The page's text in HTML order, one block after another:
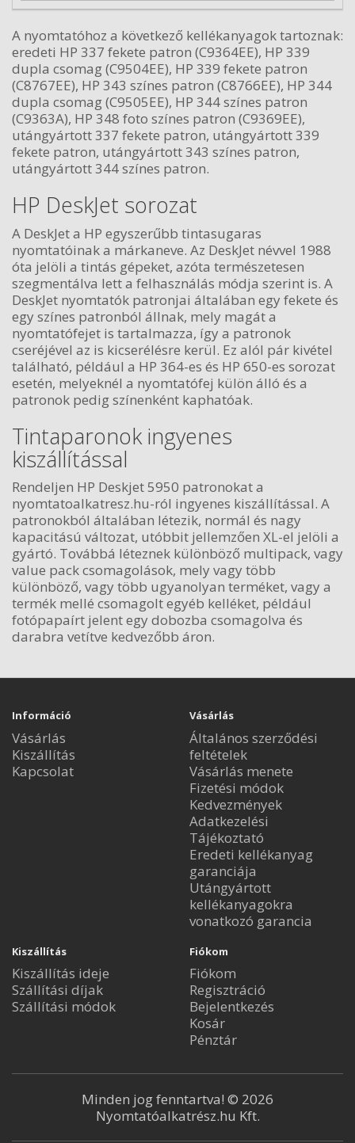
A nyomtatóhoz a következő kellékanyagok tartoznak:
eredeti HP 337 fekete patron (C9364EE), HP 339
dupla csomag (C9504EE), HP 339 fekete patron
(C8767EE), HP 343 színes patron (C8766EE), HP 344
dupla csomag (C9505EE), HP 344 színes patron
(C9363A), HP 348 foto színes patron (C9369EE),
utángyártott 337 fekete patron, utángyártott 339
fekete patron, utángyártott 343 színes patron,
utángyártott 344 színes patron.
HP DeskJet sorozat
A DeskJet a HP egyszerűbb tintasugaras
nyomtatóinak a márkaneve. Az DeskJet névvel 1988
óta jelöli a tintás gépeket, azóta természetesen
szegmentálva lett a felhasználás módja szerint is. A
DeskJet nyomtatók patronjai általában egy fekete és
egy színes patronból állnak, mely magát a
nyomtatófejet is tartalmazza, így a patronok
cseréjével az is kicserélésre kerül. Ez alól pár kivétel
található, például a HP 364-es és HP 650-es sorozat
esetén, melyeknél a nyomtatófej külön álló és a
patronok pedig színenként kaphatóak.
Tintaparonok ingyenes
kiszállítással
Rendeljen HP Deskjet 5950 patronokat a
nyomtatoalkatresz.hu-ról ingyenes kiszállítással. A
patronokból általában létezik, normál és nagy
kapacitású változat, utóbbit jellemzően XL-el jelöli a
gyártó. Továbbá léteznek különböző multipack, vagy
value pack csomagolások, mely vagy több
különböző, vagy több ugyanolyan terméket, vagy a
termék mellé csomagolt egyéb kelléket, például
fotópapaírt jelent egy dobozba csomagolva és
darabra vetítve kedvezőbb áron.
Információ
Vásárlás
Kiszállítás
Kapcsolat
Vásárlás
Általános szerződési
feltételek
Vásárlás menete
Fizetési módok
Kedvezmények
Adatkezelési
Tájékoztató
Eredeti kellékanyag
garanciája
Utángyártott
kellékanyagokra
vonatkozó garancia
Kiszállítás
Kiszállítás ideje
Szállítási díjak
Szállítási módok
Fiókom
Fiókom
Regisztráció
Bejelentkezés
Kosár
Pénztár
Minden jog fenntartva! © 2026
Nyomtatóalkatrész.hu Kft.